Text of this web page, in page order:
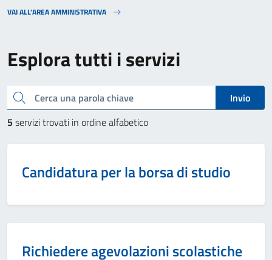
Esplora tutti i servizi
Cerca una parola chiave
Invio
5 servizi trovati in ordine alfabetico
Candidatura per la borsa di studio
Richiedere agevolazioni scolastiche
VAI ALL’AREA AMMINISTRATIVA